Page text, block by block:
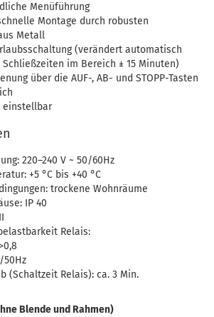
Menüführung
Montage durch robusten
Metall
(verändert automatisch
im Bereich ± 15 Minuten)
über die AUF-, AB- und STOPP-Tasten
einstellbar
220–240 V ~ 50/60Hz
+5 °C bis +40 °C
trockene Wohnräume
IP 40
Relais:
50Hz
(Schaltzeit Relais): ca. 3 Min.
Blende und Rahmen)